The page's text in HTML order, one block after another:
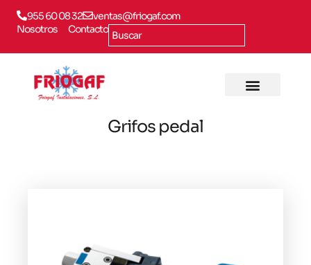
955 60 08 32
ventas@friogaf.com
Nosotros
Contacto
Grifos pedal